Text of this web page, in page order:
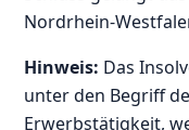
Nordrhein-
Hinweis: Das
unter den Begriff
Erwerbstätigkeit,